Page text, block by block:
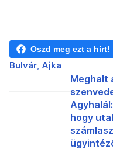
Oszd meg ezt a hírt!
Bulvár Ajka
Meghalt
hogy